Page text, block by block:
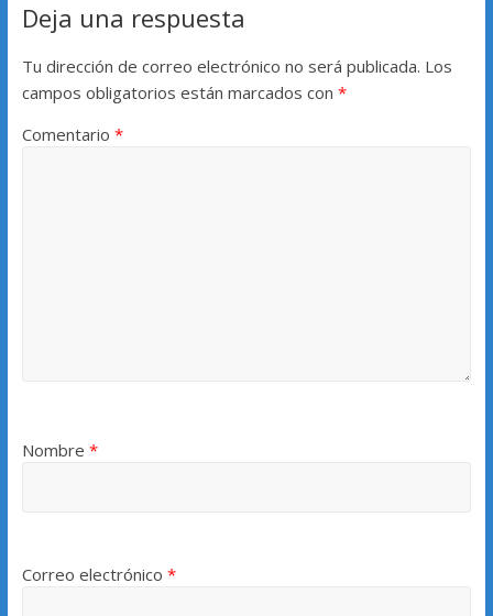
Deja una respuesta
Tu dirección de correo electrónico no será publicada. Los
campos obligatorios están marcados con *
Comentario *
Nombre *
Correo electrónico *